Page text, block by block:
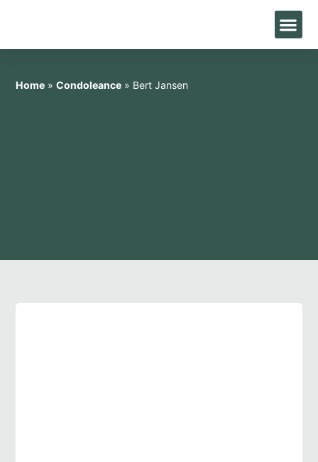
Home »Condoleance » Bert Jansen